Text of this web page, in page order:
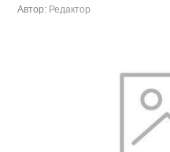
Автор: Редактор